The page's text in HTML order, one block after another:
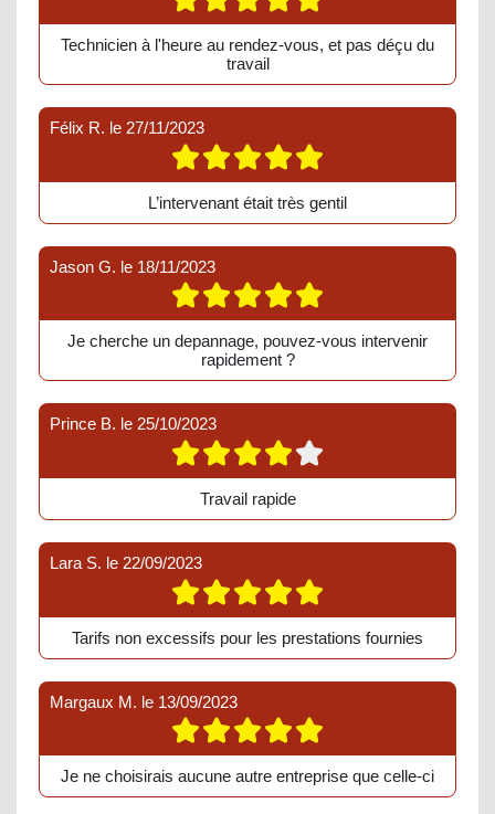
Technicien à l'heure au rendez-vous, et pas déçu du
travail
Félix R. le 27/11/2023
L’intervenant était très gentil
Jason G. le 18/11/2023
Je cherche un depannage, pouvez-vous intervenir
rapidement ?
Prince B. le 25/10/2023
Travail rapide
Lara S. le 22/09/2023
Tarifs non excessifs pour les prestations fournies
Margaux M. le 13/09/2023
Je ne choisirais aucune autre entreprise que celle-ci